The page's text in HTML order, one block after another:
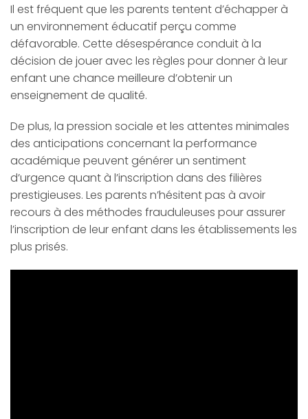
Il est fréquent que les parents tentent d’échapper à
un environnement éducatif perçu comme
défavorable. Cette désespérance conduit à la
décision de jouer avec les règles pour donner à leur
enfant une chance meilleure d’obtenir un
enseignement de qualité.
De plus, la pression sociale et les attentes minimales
des anticipations concernant la performance
académique peuvent générer un sentiment
d’urgence quant à l’inscription dans des filières
prestigieuses. Les parents n’hésitent pas à avoir
recours à des méthodes frauduleuses pour assurer
l’inscription de leur enfant dans les établissements les
plus prisés.